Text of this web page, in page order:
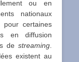
ou en
nationaux
certaines
en diffusion
de streaming
existent au